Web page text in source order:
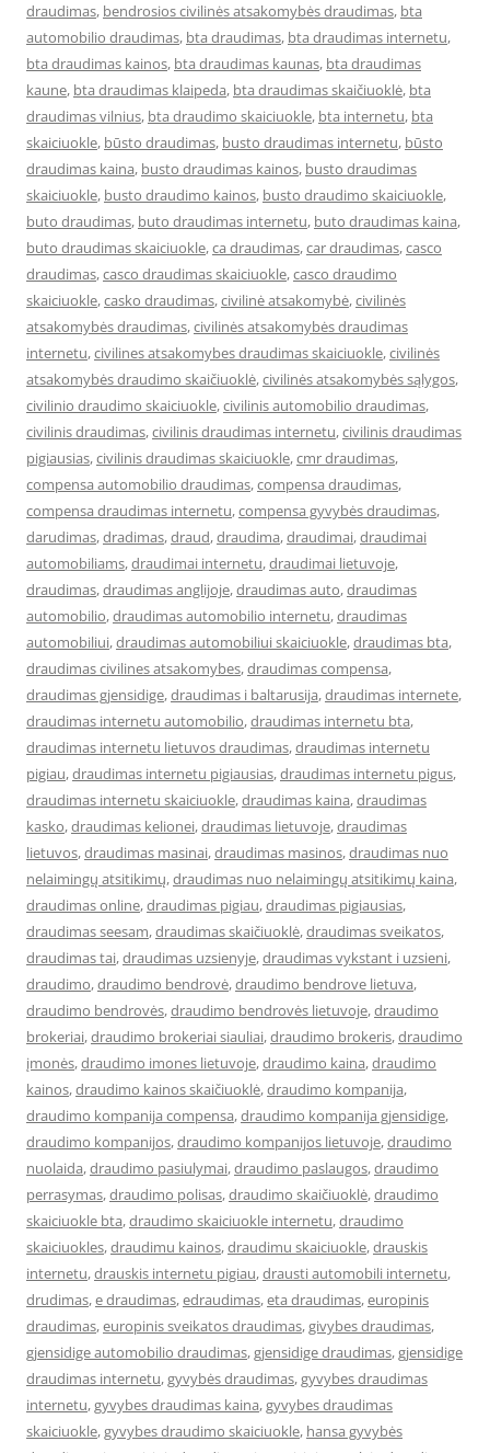
draudimas, bendrosios civilinės atsakomybės draudimas, bta
automobilio draudimas, bta draudimas, bta draudimas internetu,
bta draudimas kainos, bta draudimas kaunas, bta draudimas
kaune, bta draudimas klaipeda, bta draudimas skaičiuoklė, bta
draudimas vilnius, bta draudimo skaiciuokle, bta internetu, bta
skaiciuokle, būsto draudimas, busto draudimas internetu, būsto
draudimas kaina, busto draudimas kainos, busto draudimas
skaiciuokle, busto draudimo kainos, busto draudimo skaiciuokle,
buto draudimas, buto draudimas internetu, buto draudimas kaina,
buto draudimas skaiciuokle,ca draudimas,car draudimas,casco
draudimas,casco draudimas skaiciuokle,casco draudimo
skaiciuokle,casko draudimas,civilinė atsakomybė,civilinės
atsakomybės draudimas,civilinės atsakomybės draudimas
internetu,civilines atsakomybes draudimas skaiciuokle,civilinės
atsakomybės draudimo skaičiuoklė,civilinės atsakomybės sąlygos,
civilinio draudimo skaiciuokle,civilinis automobilio draudimas,
civilinis draudimas,civilinis draudimas internetu,civilinis draudimas
pigiausias,civilinis draudimas skaiciuokle,cmr draudimas,
compensa automobilio draudimas,compensa draudimas,
compensa draudimas internetu,compensa gyvybės draudimas,
darudimas,dradimas,draud,draudima,draudimai,draudimai
automobiliams,draudimai internetu,draudimai lietuvoje,
draudimas,draudimas anglijoje,draudimas auto,draudimas
automobilio,draudimas automobilio internetu,draudimas
automobiliui,draudimas automobiliui skaiciuokle,draudimas bta,
draudimas civilines atsakomybes,draudimas compensa,
draudimas gjensidige,draudimas i baltarusija,draudimas internete,
draudimas internetu automobilio,draudimas internetu bta,
draudimas internetu lietuvos draudimas,draudimas internetu
pigiau,draudimas internetu pigiausias,draudimas internetu pigus,
draudimas internetu skaiciuokle,draudimas kaina,draudimas
kasko,draudimas kelionei,draudimas lietuvoje,draudimas
lietuvos,draudimas masinai,draudimas masinos,draudimas nuo
nelaimingų atsitikimų,draudimas nuo nelaimingų atsitikimų kaina,
draudimas online,draudimas pigiau,draudimas pigiausias,
draudimas seesam,draudimas skaičiuoklė,draudimas sveikatos,
draudimas tai,draudimas uzsienyje,draudimas vykstant i uzsieni,
draudimo,draudimo bendrovė,draudimo bendrove lietuva,
draudimo bendrovės,draudimo bendrovės lietuvoje,draudimo
brokeriai,draudimo brokeriai siauliai,draudimo brokeris,draudimo
įmonės,draudimo imones lietuvoje,draudimo kaina,draudimo
kainos,draudimo kainos skaičiuoklė,draudimo kompanija,
draudimo kompanija compensa,draudimo kompanija gjensidige,
draudimo kompanijos,draudimo kompanijos lietuvoje,draudimo
nuolaida,draudimo pasiulymai,draudimo paslaugos,draudimo
perrasymas,draudimo polisas,draudimo skaičiuoklė,draudimo
skaiciuokle bta,draudimo skaiciuokle internetu,draudimo
skaiciuokles,draudimu kainos,draudimu skaiciuokle,drauskis
internetu,drauskis internetu pigiau,drausti automobili internetu,
drudimas,e draudimas,edraudimas,eta draudimas,europinis
draudimas,europinis sveikatos draudimas,givybes draudimas,
gjensidige automobilio draudimas,gjensidige draudimas,gjensidige
draudimas internetu,gyvybės draudimas,gyvybes draudimas
internetu,gyvybes draudimas kaina,gyvybes draudimas
skaiciuokle,gyvybes draudimo skaiciuokle, hansa gyvybės